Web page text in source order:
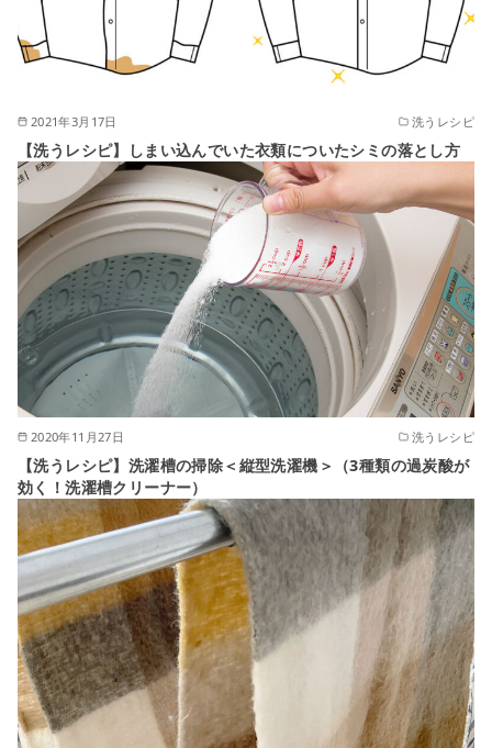
2021年3月17日 洗うレシピ
【洗うレシピ】しまい込んでいた衣類についたシミの落とし方
2020年11月27日 洗うレシピ
【洗うレシピ】洗濯槽の掃除＜縦型洗濯機＞（3種類の過炭酸が
効く！洗濯槽クリーナー）